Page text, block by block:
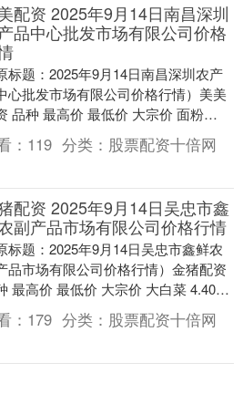
配资 2025年9月14日南昌深圳
品中心批发市场有限公司价格
标题：2025年9月14日南昌深圳农产
心批发市场有限公司价格行情）美美
品种 最高价 最低价 大宗价 面粉
4.10 4.60 籼米(晚....
： 119 分类： 股票配资十倍网
配资 2025年9月14日吴忠市鑫
副产品市场有限公司价格行情
标题：2025年9月14日吴忠市鑫鲜农
品市场有限公司价格行情）金猪配资
最高价 最低价 大宗价 大白菜 4.40
1.20 油菜 10.....
： 179 分类： 股票配资十倍网